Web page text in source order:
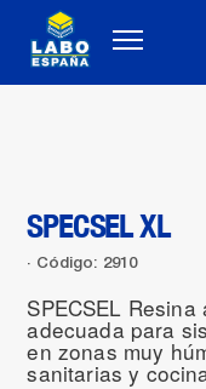
SPECSEL XL
Código: 2910
SPECSEL
adecuada para
en zonas muy
sanitarias y